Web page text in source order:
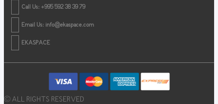
Call Us: +995 592 38 39 79
Email Us: info@ekaspace.com
EKASPACE
© ALL RIGHTS RESERVED